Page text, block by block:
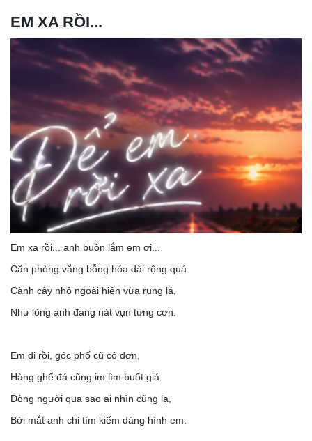
EM XA RỒI...
Em xa rồi... anh buồn lắm em ơi...
Căn phòng vắng bỗng hóa dài rộng quá.
Cành cây nhỏ ngoài hiên vừa rụng lá,
Như lòng anh đang nát vụn từng cơn.
Em đi rồi, góc phố cũ cô đơn,
Hàng ghế đá cũng im lìm buốt giá.
Dòng người qua sao ai nhìn cũng lạ,
Bởi mắt anh chỉ tìm kiếm dáng hình em.